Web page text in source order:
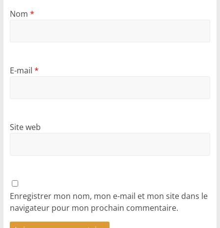
Nom *
E-mail *
Site web
Enregistrer mon nom, mon e-mail et mon site dans le
navigateur pour mon prochain commentaire.